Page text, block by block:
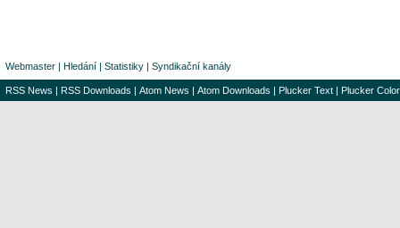
Webmaster | Hledání | Statistiky | Syndikační kanály
RSS News | RSS Downloads | Atom News | Atom Downloads | Plucker Text | Plucker Color